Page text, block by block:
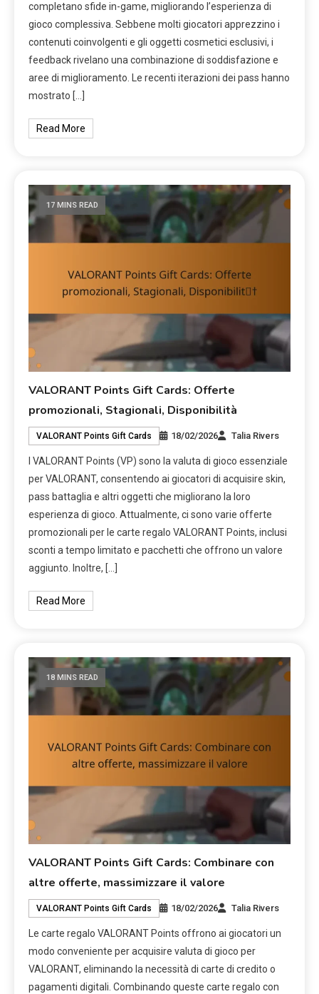
completano sfide in-game, migliorando l’esperienza di
gioco complessiva. Sebbene molti giocatori apprezzino i
contenuti coinvolgenti e gli oggetti cosmetici esclusivi, i
feedback rivelano una combinazione di soddisfazione e
aree di miglioramento. Le recenti iterazioni dei pass hanno
mostrato […]
Read More
17 MINS READ
VALORANT Points Gift Cards: Offerte
promozionali, Stagionali, Disponibilità
VALORANT Points Gift Cards 18/02/2026 Talia Rivers
I VALORANT Points (VP) sono la valuta di gioco essenziale
per VALORANT, consentendo ai giocatori di acquisire skin,
pass battaglia e altri oggetti che migliorano la loro
esperienza di gioco. Attualmente, ci sono varie offerte
promozionali per le carte regalo VALORANT Points, inclusi
sconti a tempo limitato e pacchetti che offrono un valore
aggiunto. Inoltre, […]
Read More
18 MINS READ
VALORANT Points Gift Cards: Combinare con
altre offerte, massimizzare il valore
VALORANT Points Gift Cards 18/02/2026 Talia Rivers
Le carte regalo VALORANT Points offrono ai giocatori un
modo conveniente per acquisire valuta di gioco per
VALORANT, eliminando la necessità di carte di credito o
pagamenti digitali. Combinando queste carte regalo con